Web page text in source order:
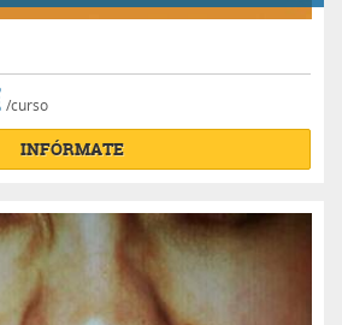
/curso
INFÓRMATE